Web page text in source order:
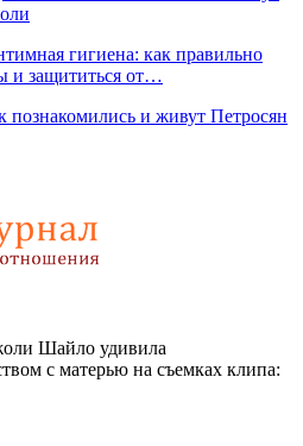
гигиена: как правильно
и защититься от…
познакомились и живут Петросян
Шайло удивила
с матерью на съемках клипа: